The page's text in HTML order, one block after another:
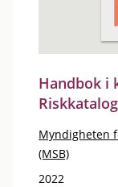
Handbok i
Myndigheten
(MSB)
2022